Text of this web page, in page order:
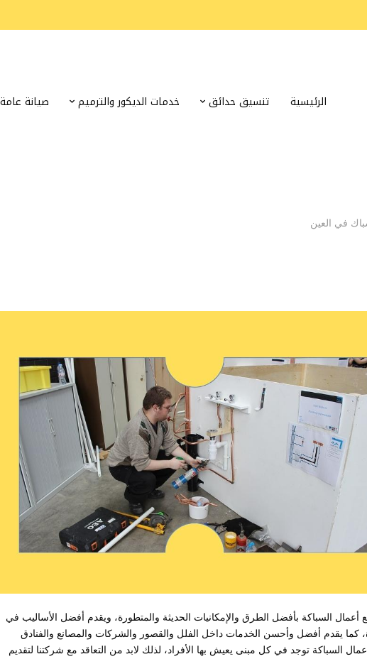
الرئيسية تنسيق حدائق خدمات الديكور والترميم صيانة عامة
في العين
السباكة بأفضل الطرق والإمكانيات الحديثة والمتطورة، ويقدم أفضل الأساليب في
كما يقدم أفضل وأحسن الخدمات داخل الفلل والقصور والشركات والمصانع والفنادق
السباكة توجد في كل مبنى يعيش بها الأفراد، لذلك لابد من التعاقد مع شركتنا لتقديم